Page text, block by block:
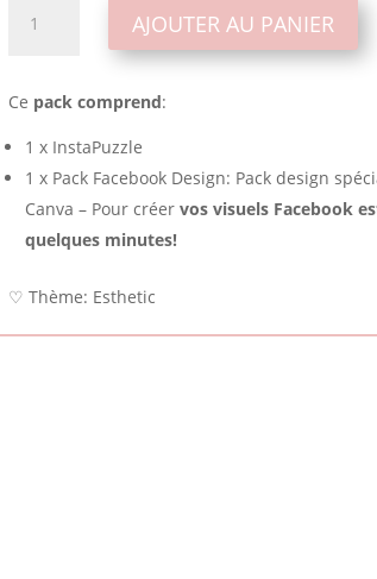
InstaPuzzle
+
Facebook
AJOUTER AU PANIER
Ce pack comprend:
1 x InstaPuzzle
1 x Pack Facebook Design: Pack design
Canva – Pour créer vos visuels Facebook
quelques minutes!
♡ Thème: Esthetic